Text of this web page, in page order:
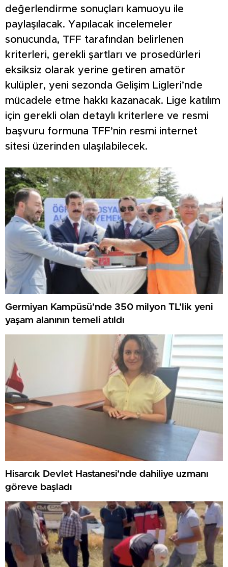
değerlendirme sonuçları kamuoyu ile
paylaşılacak. Yapılacak incelemeler
sonucunda, TFF tarafından belirlenen
kriterleri, gerekli şartları ve prosedürleri
eksiksiz olarak yerine getiren amatör
kulüpler, yeni sezonda Gelişim Ligleri’nde
mücadele etme hakkı kazanacak. Lige katılım
için gerekli olan detaylı kriterlere ve resmi
başvuru formuna TFF’nin resmi internet
sitesi üzerinden ulaşılabilecek.
Germiyan Kampüsü’nde 350 milyon TL’lik yeni
yaşam alanının temeli atıldı
Hisarcık Devlet Hastanesi’nde dahiliye uzmanı
göreve başladı